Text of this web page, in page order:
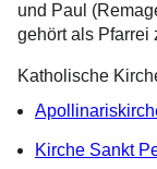
und Paul
gehört als Pfarrei
Katholische
Kirche Sankt